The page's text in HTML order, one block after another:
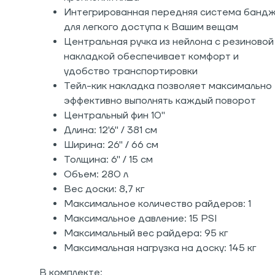
Интегрированная передняя система
для легкого доступа к Вашим вещам
Центральная ручка из нейлона с резиновой
накладкой обеспечивает комфорт и
удобство транспортировки
Тейл-кик накладка позволяет максимально
эффективно выполнять каждый поворот
Центральный фин 10"
Длина: 12'6" / 381 см
Ширина: 26" / 66 см
Толщина: 6" / 15 см
Объем: 280 л
Вес доски: 8,7 кг
Максимальное количество райдеров: 1
Максимальное давление: 15 PSI
Максимальный вес райдера: 95 кг
Максимальная нагрузка на доску: 145 кг
В комплекте: